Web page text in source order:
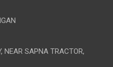
NEAR SAPNA TRACTOR,